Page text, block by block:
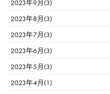
2023年9月(3)
2023年8月(3)
2023年7月(3)
2023年6月(3)
2023年5月(3)
2023年4月(1)